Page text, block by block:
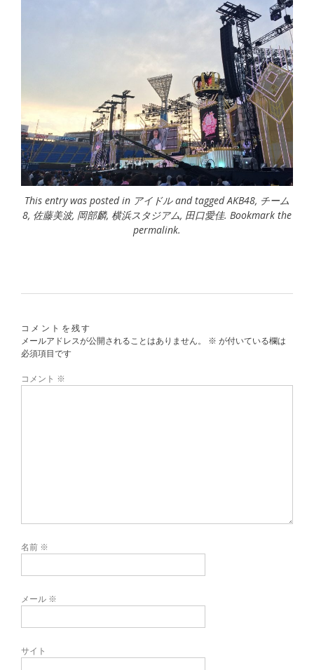
This entry was posted in アイドルand taggedAKB48, チーム
8, 佐藤美波, 岡部麟, 横浜スタジアム, 田口愛佳. Bookmark the
permalink.
コメントを残す
メールアドレスが公開されることはありません。
※ が付いている欄は
必須項目です
コメント ※
名前 ※
メール ※
サイト